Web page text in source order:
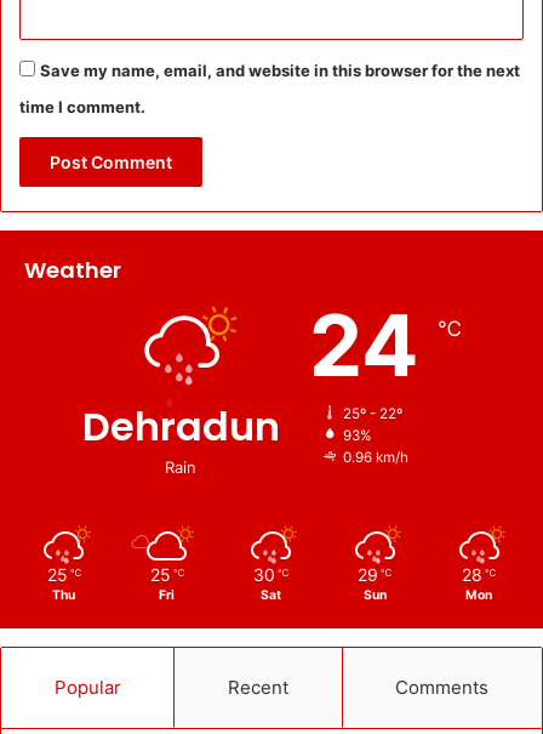
Save my name, email, and website in this browser for the next
time I comment.
Weather
Dehradun
Rain
24 ℃
25º - 22º
93%
0.96 km/h
25 ℃
Thu
25 ℃
Fri
30 ℃
Sat
29 ℃
Sun
28 ℃
Mon
Popular Recent Comments